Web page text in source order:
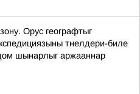
Орус географтыг
тнелдери-биле
шынарлыг аржааннар